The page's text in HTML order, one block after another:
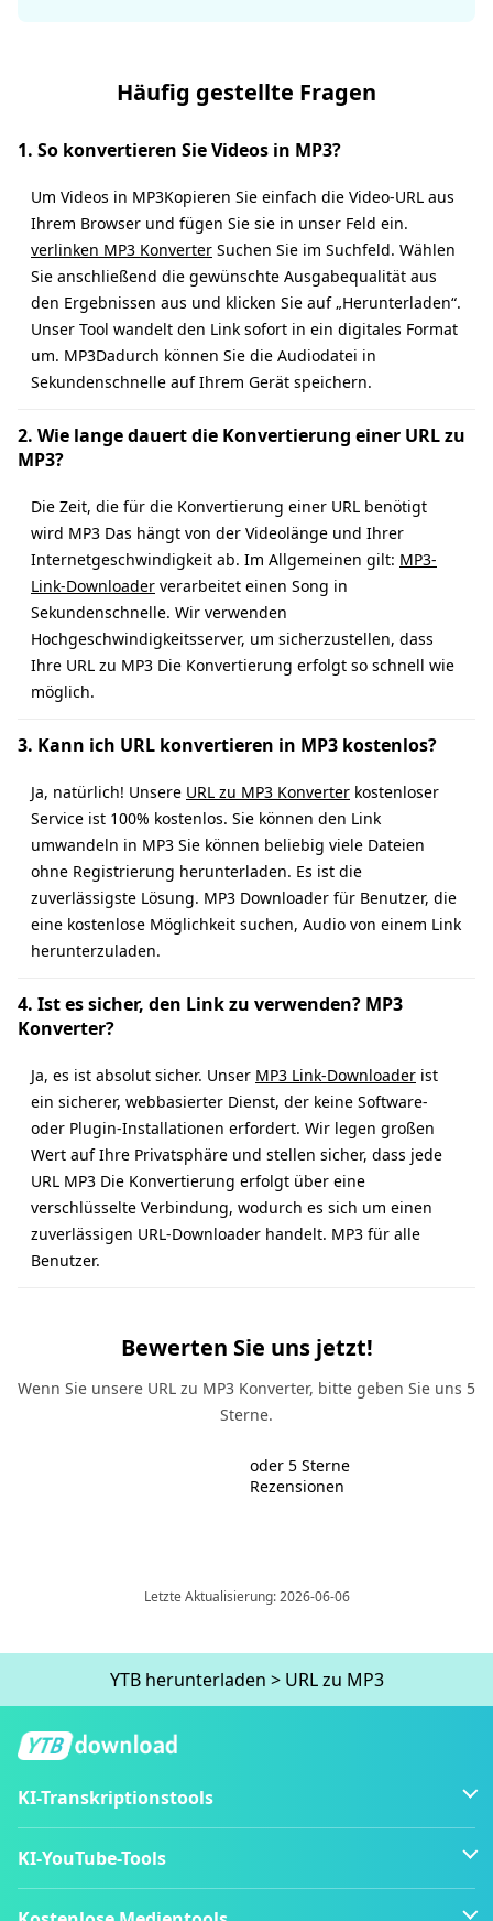
Häufig gestellte Fragen
1. So konvertieren Sie Videos in MP3?
Um Videos in MP3Kopieren Sie einfach die Video-URL aus
Ihrem Browser und fügen Sie sie in unser Feld ein.
verlinken MP3 Konverter Suchen Sie im Suchfeld. Wählen
Sie anschließend die gewünschte Ausgabequalität aus
den Ergebnissen aus und klicken Sie auf „Herunterladen“.
Unser Tool wandelt den Link sofort in ein digitales Format
um. MP3Dadurch können Sie die Audiodatei in
Sekundenschnelle auf Ihrem Gerät speichern.
2. Wie lange dauert die Konvertierung einer URL zu
MP3?
Die Zeit, die für die Konvertierung einer URL benötigt
wird MP3 Das hängt von der Videolänge und Ihrer
Internetgeschwindigkeit ab. Im Allgemeinen gilt: MP3-
Link-Downloader verarbeitet einen Song in
Sekundenschnelle. Wir verwenden
Hochgeschwindigkeitsserver, um sicherzustellen, dass
Ihre URL zu MP3 Die Konvertierung erfolgt so schnell wie
möglich.
3. Kann ich URL konvertieren in MP3 kostenlos?
Ja, natürlich! Unsere URL zu MP3 Konverter kostenloser
Service ist 100% kostenlos. Sie können den Link
umwandeln in MP3 Sie können beliebig viele Dateien
ohne Registrierung herunterladen. Es ist die
zuverlässigste Lösung. MP3 Downloader für Benutzer, die
eine kostenlose Möglichkeit suchen, Audio von einem Link
herunterzuladen.
4. Ist es sicher, den Link zu verwenden? MP3
Konverter?
Ja, es ist absolut sicher. Unser MP3 Link-Downloader ist
ein sicherer, webbasierter Dienst, der keine Software-
oder Plugin-Installationen erfordert. Wir legen großen
Wert auf Ihre Privatsphäre und stellen sicher, dass jede
URL MP3 Die Konvertierung erfolgt über eine
verschlüsselte Verbindung, wodurch es sich um einen
zuverlässigen URL-Downloader handelt. MP3 für alle
Benutzer.
Bewerten Sie uns jetzt!
Wenn Sie unsere URL zu MP3 Konverter, bitte geben Sie uns 5
Sterne.
oder 5 Sterne
Rezensionen
Letzte Aktualisierung: 2026-06-06
YTB ​​herunterladen > URL zu MP3
KI-Transkriptionstools
KI-YouTube-Tools